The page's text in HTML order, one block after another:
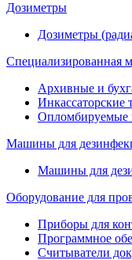
Дозиметры
Дозиметры
Специализированная
Архивные и
Инкассаторские
Опломбируемые
Машины для
Машины для
Оборудование для
Приборы для
Программное
Считыватели